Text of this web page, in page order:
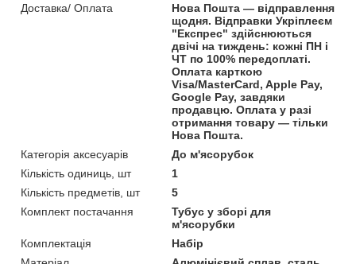
Доставка/ Оплата
Нова Пошта — відправлення
щодня. Відправки Укріплеєм
"Експрес" здійснюються
двічі на тиждень: кожні ПН і
ЧТ по 100% передоплаті.
Оплата карткою
Visa/MasterCard, Apple Pay,
Google Pay, завдяки
продавцю. Оплата у разі
отримання товару — тільки
Нова Пошта.
Категорія аксесуарів
До м'ясорубок
Кількість одиниць, шт
1
Кількість предметів, шт
5
Комплект постачання
Тубус у зборі для
м'ясорубки
Комплектація
Набір